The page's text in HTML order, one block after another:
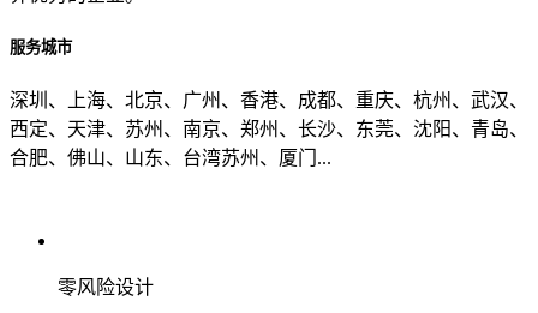
服务城市
深圳、上海、北京、广州、香港、成都、重庆、杭州、武汉、
西定、天津、苏州、南京、郑州、长沙、东莞、沈阳、青岛、
合肥、佛山、山东、台湾苏州、厦门...
零风险设计